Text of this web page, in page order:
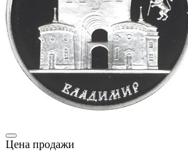
Цена продажи